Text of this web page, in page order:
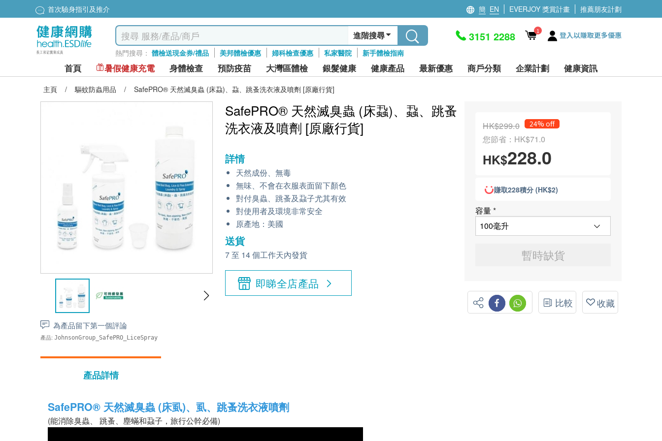
首次驗身指引及推介 簡 EN EVERJOY 獎賞計畫 推薦朋友計劃
進階搜尋
熱門搜尋： 體檢送現金券/禮品 美邦體檢優惠 婦科檢查優惠 私家醫院 新手體檢指南
3151 2288 1 登入以賺取更多優惠
首頁 暑假健康充電 身體檢查 預防疫苗 大灣區體檢 銀髮健康 健康產品 最新優惠 商戶分類 企業計劃 健康資訊
主頁 / 驅蚊防蟲用品 / SafePRO® 天然滅臭蟲 (床蝨)、蝨、跳蚤洗衣液及噴劑 [原廠行貨]
為產品留下第一個評論
產品: JohnsonGroup_SafePRO_LiceSpray
SafePRO® 天然滅臭蟲 (床蝨)、蝨、跳蚤
洗衣液及噴劑 [原廠行貨]
詳情
天然成份、無毒
無味、不會在衣服表面留下顏色
對付臭蟲、跳蚤及蝨子尤其有效
對使用者及環境非常安全
原產地：美國
送貨
7 至 14 個工作天內發貨
即睇全店產品
HK$299.0 24% off
您節省：HK$71.0
HK$228.0
賺取228積分 (HK$2)
容量*
暫時缺貨
比較 收藏
產品詳情
SafePRO® 天然滅臭蟲 (床虱)、虱、跳蚤洗衣液噴劑
(能消除臭蟲、 跳蚤、塵蟎和蝨子，旅行公幹必備)